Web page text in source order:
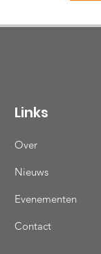
Links
Over
Nieuws
Evenementen
Contact